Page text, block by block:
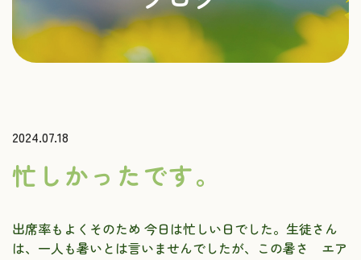
2024.07.18
忙しかったです。
出席率もよくそのため 今日は忙しい日でした。生徒さん
は、一人も暑いとは言いませんでしたが、この暑さ エア